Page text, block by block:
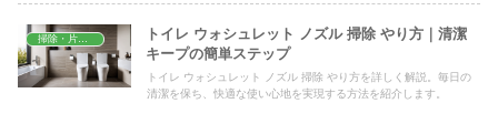
トイレ ウォシュレット ノズル 掃除 やり方｜清潔
キープの簡単ステップ
トイレ ウォシュレット ノズル 掃除 やり方を詳しく解説。毎日の
清潔を保ち、快適な使い心地を実現する方法を紹介します。